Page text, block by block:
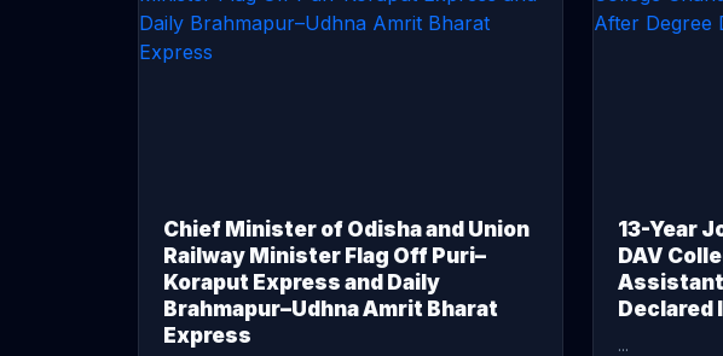
Chief Minister of Odisha and Union
Railway Minister Flag Off Puri–
Koraput Express and Daily
Brahmapur–Udhna Amrit Bharat
Express
13-Year
DAV
Declared
...